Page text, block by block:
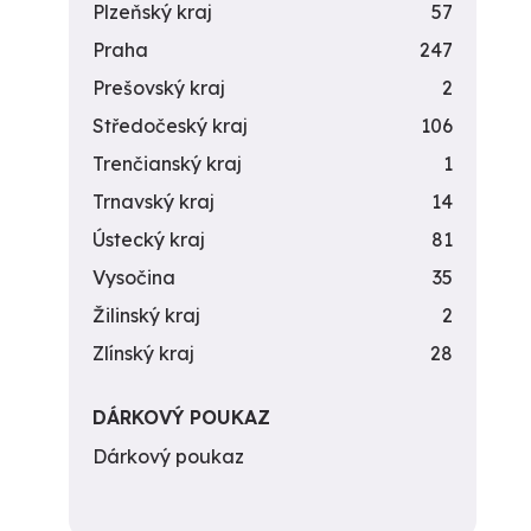
Plzeňský kraj
57
Praha
247
Prešovský kraj
2
Středočeský kraj
106
Trenčianský kraj
1
Trnavský kraj
14
Ústecký kraj
81
Vysočina
35
Žilinský kraj
2
Zlínský kraj
28
DÁRKOVÝ POUKAZ
Dárkový poukaz